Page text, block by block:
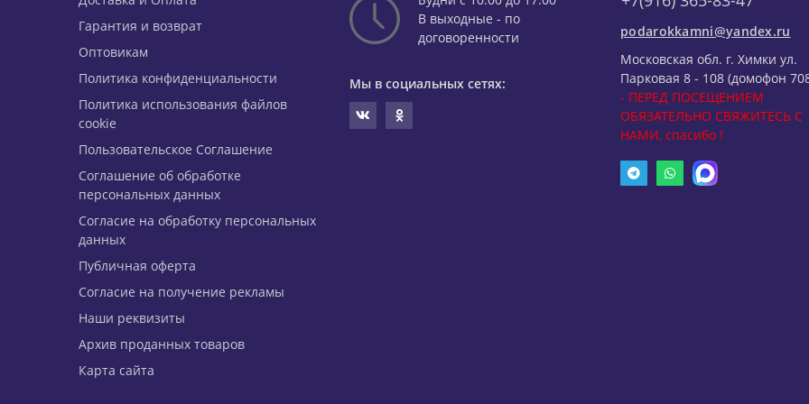
Гарантия и возврат
Оптовикам
Политика конфиденциальности
Политика использования файлов
cookie
Пользовательское Соглашение
Соглашение об обработке
персональных данных
Согласие на обработку персональных
данных
Публичная оферта
Согласие на получение рекламы
Наши реквизиты
Архив проданных товаров
Карта сайта
В выходные - по
договоренности
Мы в социальных сетях:
podarokkamni@yandex.ru
Московская обл. г. Химки ул.
Парковая 8 - 108 (домофон
- ПЕРЕД ПОСЕЩЕНИЕМ
ОБЯЗАТЕЛЬНО СВЯЖИТЕСЬ С
НАМИ, спасибо !